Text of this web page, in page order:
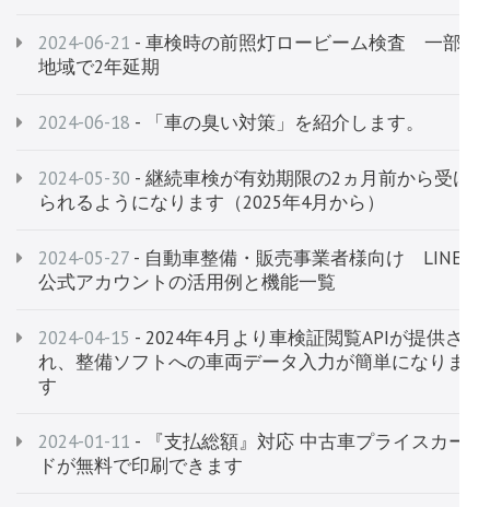
2024-01-11 - 『支払総額』対応 中古車プライスカー
ドが無料で印刷できます
2024-04-15 - 2024年4月より車検証閲覧APIが提供さ
れ、整備ソフトへの車両データ入力が簡単になりま
す
2024-05-27 - 自動車整備・販売事業者様向け LINE
公式アカウントの活用例と機能一覧
2024-05-30 - 継続車検が有効期限の2ヵ月前から受け
られるようになります（2025年4月から）
2024-06-18 - 「車の臭い対策」を紹介します。
2024-06-21 - 車検時の前照灯ロービーム検査 一部
地域で2年延期